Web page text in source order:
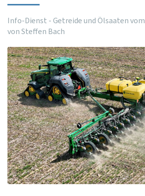
Info-Dienst - Getreide und Ölsaaten vom
von Steffen Bach